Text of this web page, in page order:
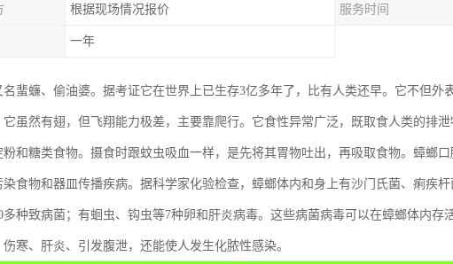
根据现场情况报价 服务时间
一年
名蜚蠊、偷油婆。据考证它在世界上已生存3亿多年了，比有人类还早。它不但外
它虽然有翅，但飞翔能力极差，主要靠爬行。它食性异常广泛，既取食人类的排
粉和糖类食物。摄食时跟蚊虫吸血一样，是先将其胃物吐出，再吸取食物。蟑螂
染食物和器皿传播疾病。据科学家化验检查，蟑螂体内和身上有沙门氏菌、痢疾
多种致病菌；有蛔虫、钩虫等7种卵和肝炎病毒。这些病菌病毒可以在蟑螂体内存
伤寒、肝炎、引发腹泄，还能使人发生化脓性感染。